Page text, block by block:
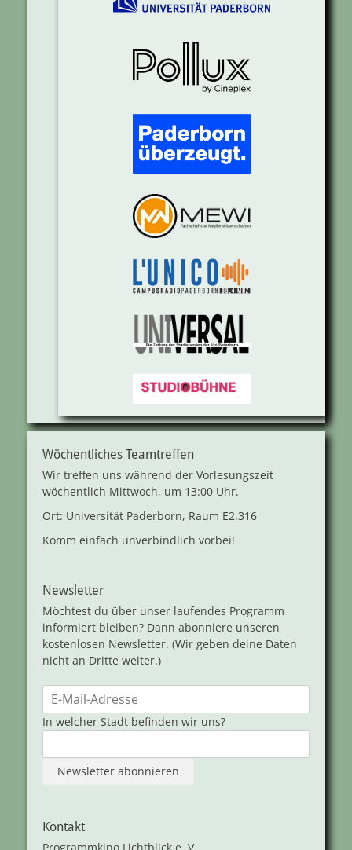
Wöchentliches Teamtreffen
Wir treffen uns während der Vorlesungszeit
wöchentlich Mittwoch, um 13:00 Uhr.
Ort: Universität Paderborn, Raum E2.316
Komm einfach unverbindlich vorbei!
Newsletter
Möchtest du über unser laufendes Programm
informiert bleiben? Dann abonniere unseren
kostenlosen Newsletter. (Wir geben deine Daten
nicht an Dritte weiter.)
In welcher Stadt befinden wir uns?
Kontakt